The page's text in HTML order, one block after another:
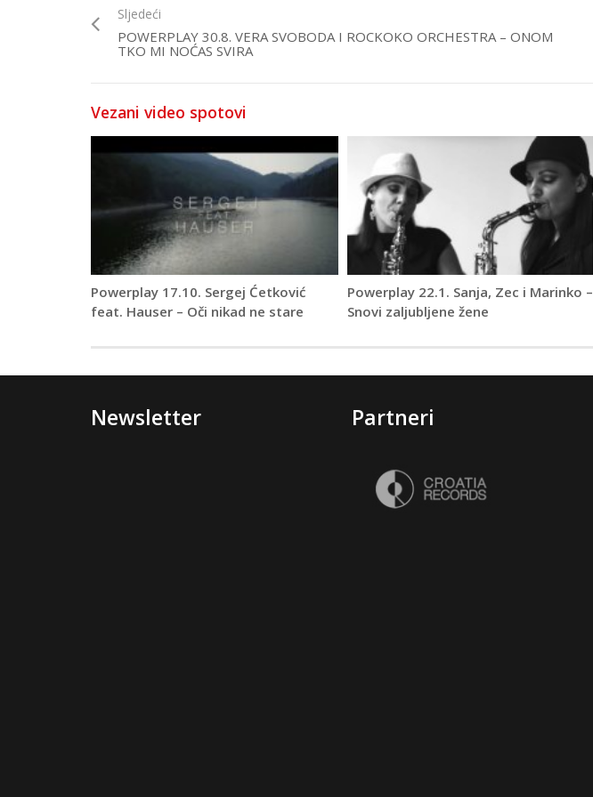
Sljedeći
POWERPLAY 30.8. VERA SVOBODA I ROCKOKO ORCHESTRA – ONOM
TKO MI NOĆAS SVIRA
Vezani video spotovi
Powerplay 17.10. Sergej Ćetković
feat. Hauser – Oči nikad ne stare
Powerplay 22.1. Sanja, Zec i Marinko –
Snovi zaljubljene žene
Newsletter Partneri